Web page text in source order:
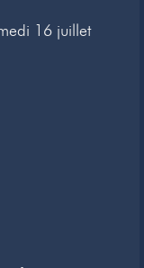
16 juillet